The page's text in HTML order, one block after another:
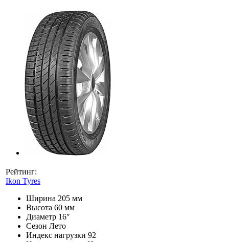
Рейтинг:
Ikon Tyres
Ширина 205 мм
Высота 60 мм
Диаметр 16″
Сезон Лето
Индекс нагрузки 92